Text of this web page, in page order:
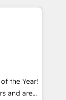
é
HubSpot
nota
na
the Year!
and are